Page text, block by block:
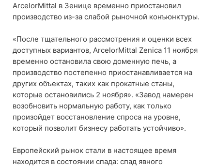
ArcelorMittal в Зенице временно приостановил
производство из-за слабой рыночной конъюнктуры.
«После тщательного рассмотрения и оценки всех
доступных вариантов, ArcelorMittal Zenica 11 ноября
временно остановила свою доменную печь, а
производство постепенно приостанавливается на
других объектах, таких как прокатные станы,
которые остановились 2 ноября». «Завод намерен
возобновить нормальную работу, как только
произойдет восстановление спроса на уровне,
который позволит бизнесу работать устойчиво».
Европейский рынок стали в настоящее время
находится в состоянии спада: спад явного